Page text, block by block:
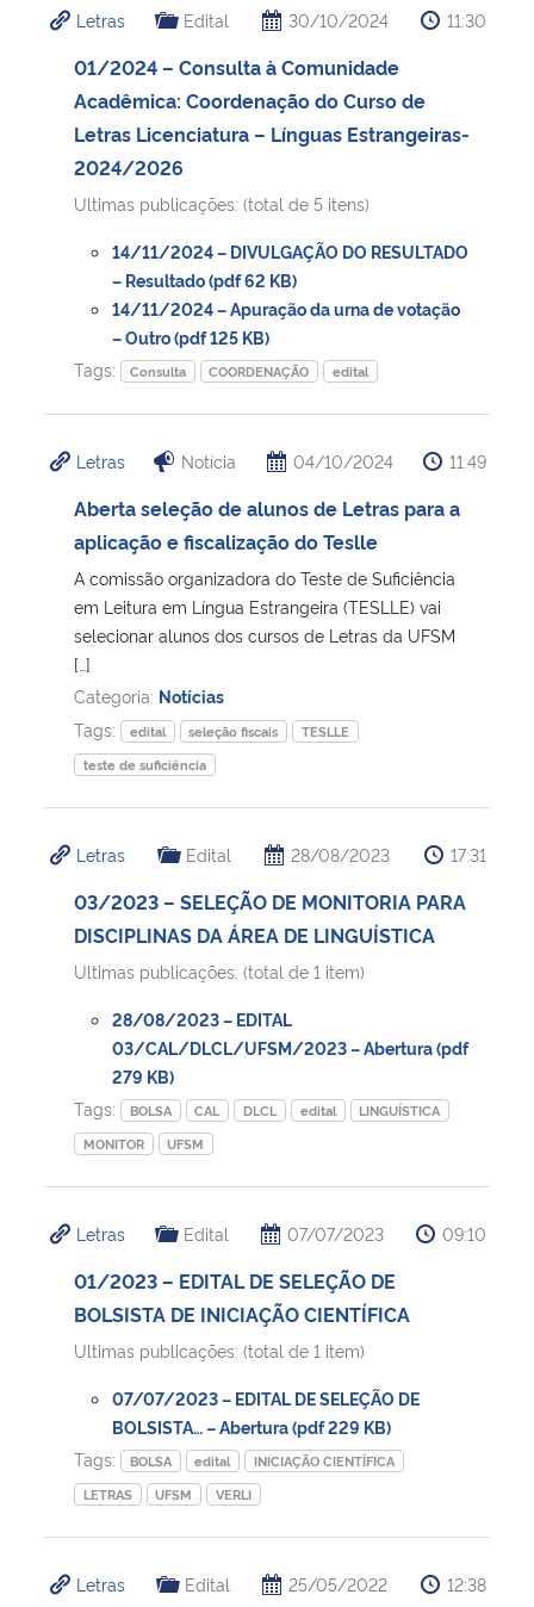
Ministério da Cidadania
Ministério de Minas e Energia
Ministério da Ciência, Tecnologia, Inovações e Comunicações
Ministério do Meio Ambiente
Ministério do Turismo
Controladoria-Geral da União
Ministério da Mulher, da Família e dos Direitos Humanos
Secretaria-Geral
Advocacia-Geral da União
Banco Central do Brasil
Letras Edital 30/10/2024 11:30
01/2024 – Consulta à Comunidade
Acadêmica: Coordenação do Curso de
Letras Licenciatura – Línguas Estrangeiras-
2024/2026
Ultimas publicações: (total de 5 itens)
14/11/2024 – DIVULGAÇÃO DO RESULTADO
– Resultado (pdf 62 KB)
14/11/2024 – Apuração da urna de votação
– Outro (pdf 125 KB)
Tags:
Consulta COORDENAÇÃO edital
Letras Notícia 04/10/2024 11:49
Aberta seleção de alunos de Letras para a
aplicação e fiscalização do Teslle
A comissão organizadora do Teste de Suficiência
em Leitura em Língua Estrangeira (TESLLE) vai
selecionar alunos dos cursos de Letras da UFSM
[…]
Categoria: Notícias
Tags:
edital seleção fiscais
TESLLE
teste de suficiência
Letras Edital 28/08/2023 17:31
03/2023 – SELEÇÃO DE MONITORIA PARA
DISCIPLINAS DA ÁREA DE LINGUÍSTICA
Ultimas publicações: (total de 1 item)
28/08/2023 – EDITAL
03/CAL/DLCL/UFSM/2023 – Abertura (pdf
279 KB)
Tags:
BOLSA CAL DLCL edital
LINGUÍSTICA
MONITOR
UFSM
Letras Edital 07/07/2023 09:10
01/2023 – EDITAL DE SELEÇÃO DE
BOLSISTA DE INICIAÇÃO CIENTÍFICA
Ultimas publicações: (total de 1 item)
07/07/2023 – EDITAL DE SELEÇÃO DE
BOLSISTA… – Abertura (pdf 229 KB)
Tags:
BOLSA edital
INICIAÇÃO CIENTÍFICA
LETRAS
UFSM VERLI
Letras Edital 25/05/2022 12:38